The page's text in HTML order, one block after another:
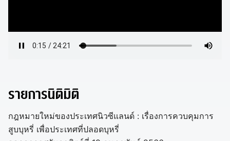
รายการนิติมิติ
กฎหมายใหม่ของประเทศนิวซีแลนด์ : เรื่องการควบคุมการ
สูบบุหรี่ เพื่อประเทศที่ปลอดบุหรี่